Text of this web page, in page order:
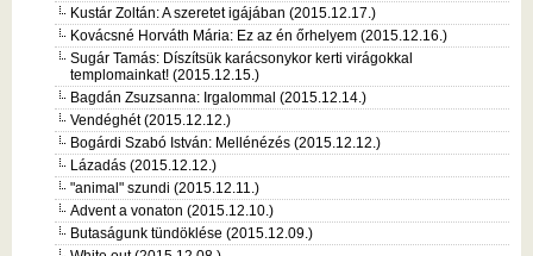
Kustár Zoltán: A szeretet igájában (2015.12.17.)
Kovácsné Horváth Mária: Ez az én őrhelyem (2015.12.16.)
Sugár Tamás: Díszítsük karácsonykor kerti virágokkal
templomainkat! (2015.12.15.)
Bagdán Zsuzsanna: Irgalommal (2015.12.14.)
Vendéghét (2015.12.12.)
Bogárdi Szabó István: Mellénézés (2015.12.12.)
Lázadás (2015.12.12.)
"animal" szundi (2015.12.11.)
Advent a vonaton (2015.12.10.)
Butaságunk tündöklése (2015.12.09.)